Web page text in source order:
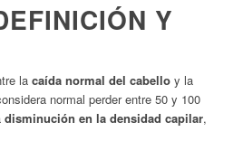
Y
la caída normal del cabello y la
normal perder entre 50 y 100
disminución en la densidad capilar,